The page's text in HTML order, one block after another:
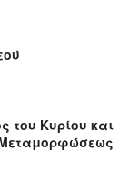
του Κυρίου και